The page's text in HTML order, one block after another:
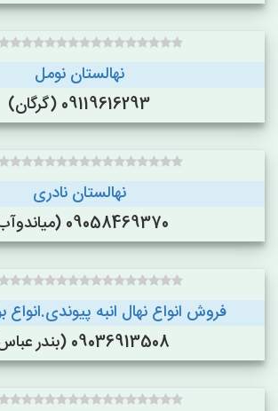
نهالستان نومل
09119616293 (گرگان)
نهالستان نادری
09058469370 (میاندوآب)
فروش انواع نهال انبه پیوندی.انواع
09036913508 (بندر عباس)